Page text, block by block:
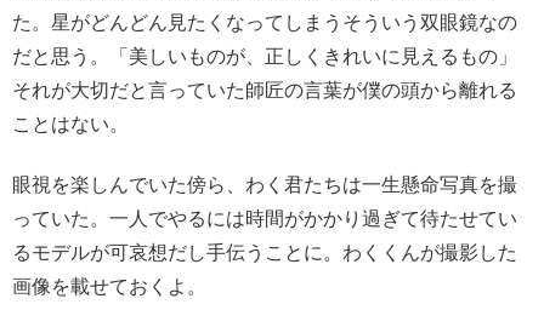
た。星がどんどん見たくなってしまうそういう双眼鏡なの
だと思う。「美しいものが、正しくきれいに見えるもの」
それが大切だと言っていた師匠の言葉が僕の頭から離れる
ことはない。
眼視を楽しんでいた傍ら、わく君たちは一生懸命写真を撮
っていた。一人でやるには時間がかかり過ぎて待たせてい
るモデルが可哀想だし手伝うことに。わくくんが撮影した
画像を載せておくよ。